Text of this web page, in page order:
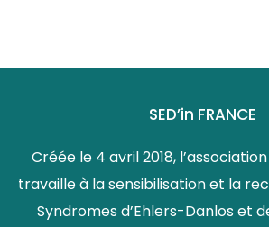
SED’in FRANCE
Créée le 4 avril 2018, l’association
travaille à la sensibilisation et la
Syndromes d’Ehlers-Danlos et